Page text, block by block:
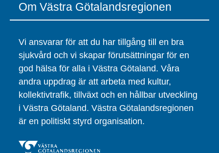
Om Västra Götalandsregionen
Vi ansvarar för att du har tillgång till en bra
sjukvård och vi skapar förutsättningar för en
god hälsa för alla i Västra Götaland. Våra
andra uppdrag är att arbeta med kultur,
kollektivtrafik, tillväxt och en hållbar utveckling
i Västra Götaland. Västra Götalandsregionen
är en politiskt styrd organisation.